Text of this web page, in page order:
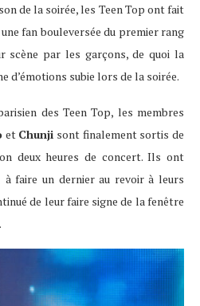
de la soirée, les Teen Top ont fait
fan bouleversée du premier rang
scène par les garçons, de quoi la
d’émotions subie lors de la soirée.
des Teen Top, les membres
et Chunji sont finalement sortis de
deux heures de concert. Ils ont
à faire un dernier au revoir à leurs
de leur faire signe de la fenêtre